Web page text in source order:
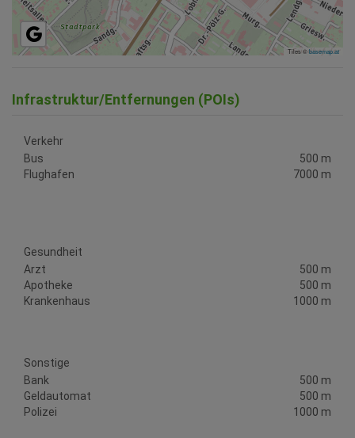
Tiles ©basemap.at
Infrastruktur/Entfernungen (POIs)
Verkehr
Bus
500 m
Flughafen
7000 m
Gesundheit
Arzt
500 m
Apotheke
500 m
Krankenhaus
1000 m
Sonstige
Bank
500 m
Geldautomat
500 m
Polizei
1000 m